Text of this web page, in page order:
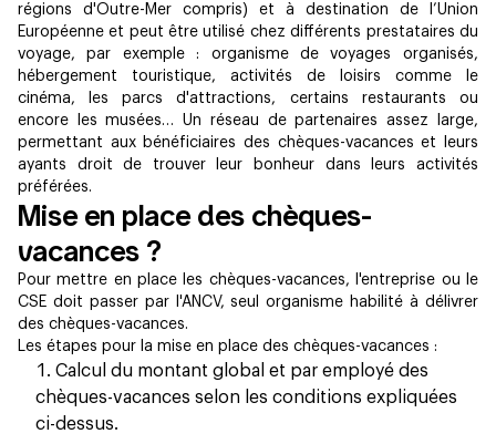
régions d'Outre-Mer compris) et à destination de l’Union
Européenne et peut être utilisé chez différents prestataires du
voyage, par exemple : organisme de voyages organisés,
hébergement touristique, activités de loisirs comme le
cinéma, les parcs d'attractions, certains restaurants ou
encore les musées… Un réseau de partenaires assez large,
permettant aux bénéficiaires des chèques-vacances et leurs
ayants droit de trouver leur bonheur dans leurs activités
préférées.
Mise en place des chèques-
vacances ?
Pour mettre en place les chèques-vacances, l'entreprise ou le
CSE doit passer par l'ANCV, seul organisme habilité à délivrer
des chèques-vacances.
Les étapes pour la mise en place des chèques-vacances :
Calcul du montant global et par employé des
chèques-vacances selon les conditions expliquées
ci-dessus.